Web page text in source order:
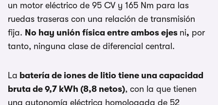
un motor eléctrico de 95 CV y 165 Nm para las
ruedas traseras con una relación de transmisión
fija. No hay unión física entre ambos ejes ni, por
tanto, ninguna clase de diferencial central.
La batería de iones de litio tiene una capacidad
bruta de 9,7 kWh (8,8 netos), con la que tienen
una autonomía eléctrica homologada de 52